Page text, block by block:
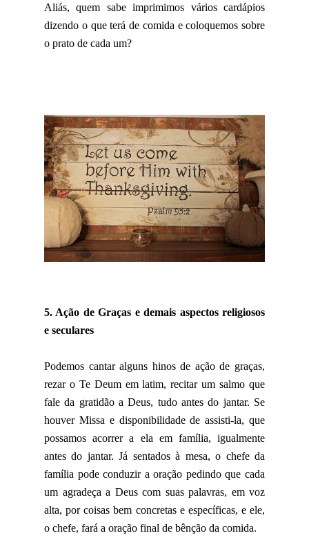
Aliás, quem sabe imprimimos vários cardápios
dizendo o que terá de comida e coloquemos sobre
o prato de cada um?
5. Ação de Graças e demais aspectos religiosos
e seculares
Podemos cantar alguns hinos de ação de graças,
rezar o Te Deum em latim, recitar um salmo que
fale da gratidão a Deus, tudo antes do jantar. Se
houver Missa e disponibilidade de assisti-la, que
possamos acorrer a ela em família, igualmente
antes do jantar. Já sentados à mesa, o chefe da
família pode conduzir a oração pedindo que cada
um agradeça a Deus com suas palavras, em voz
alta, por coisas bem concretas e específicas, e ele,
o chefe, fará a oração final de bênção da comida.